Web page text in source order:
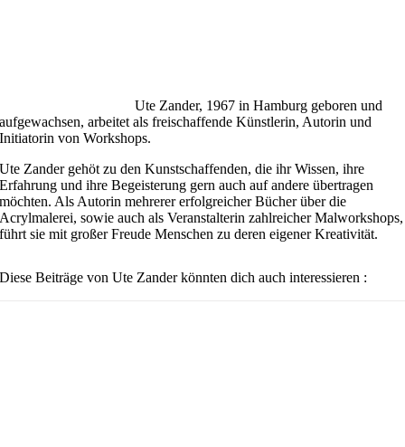
Ute Zander, 1967 in Hamburg geboren und
aufgewachsen, arbeitet als freischaffende Künstlerin, Autorin und
Initiatorin von Workshops.
Ute Zander gehöt zu den Kunstschaffenden, die ihr Wissen, ihre
Erfahrung und ihre Begeisterung gern auch auf andere übertragen
möchten. Als Autorin mehrerer erfolgreicher Bücher über die
Acrylmalerei, sowie auch als Veranstalterin zahlreicher Malworkshops,
führt sie mit großer Freude Menschen zu deren eigener Kreativität.
Diese Beiträge von Ute Zander könnten dich auch interessieren :